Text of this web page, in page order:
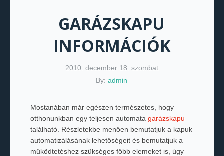
GARÁZSKAPU
INFORMÁCIÓK
2010. december 18. szombat
By:admin
Mostanában már egészen természetes, hogy
otthonunkban egy teljesen automata garázskapu
található. Részletekbe menően bemutatjuk a kapuk
automatizálásának lehetőségeit és bemutatjuk a
működtetéshez szükséges főbb elemeket is, úgy